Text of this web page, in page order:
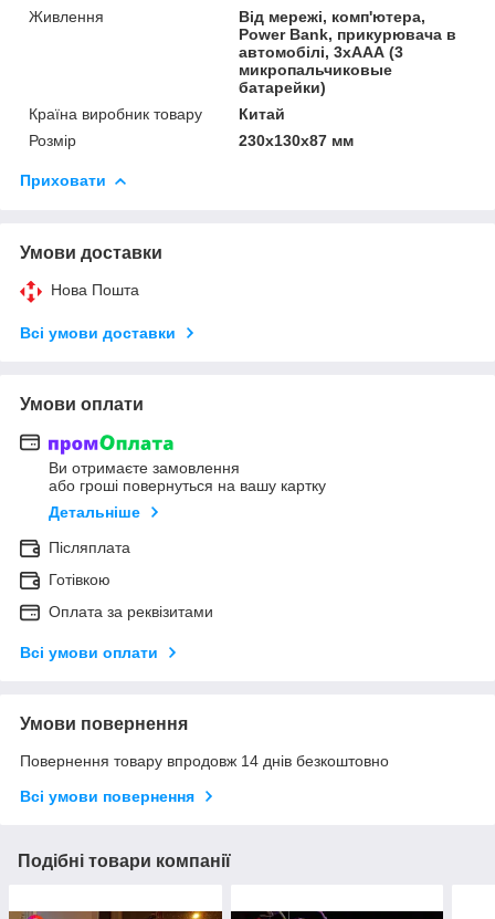
Живлення
Від мережі, комп'ютера,
Power Bank, прикурювача в
автомобілі, 3хААА (3
микропальчиковые
батарейки)
Країна виробник товару
Китай
Розмір
230х130х87 мм
Приховати
Умови доставки
Нова Пошта
Всі умови доставки
Умови оплати
Ви отримаєте замовлення
або гроші повернуться на вашу картку
Детальніше
Післяплата
Готівкою
Оплата за реквізитами
Всі умови оплати
Умови повернення
Повернення товару впродовж 14 днів безкоштовно
Всі умови повернення
Подібні товари компанії